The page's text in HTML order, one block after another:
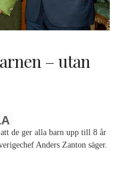
– utan
de ger alla barn upp till 8 år
Anders Zanton säger.